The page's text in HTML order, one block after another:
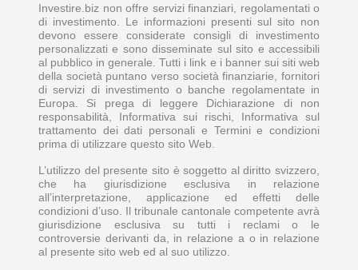
Investire.biz non offre servizi finanziari, regolamentati o
di investimento. Le informazioni presenti sul sito non
devono essere considerate consigli di investimento
personalizzati e sono disseminate sul sito e accessibili
al pubblico in generale. Tutti i link e i banner sui siti web
della società puntano verso società finanziarie, fornitori
di servizi di investimento o banche regolamentate in
Europa. Si prega di leggere Dichiarazione di non
responsabilità, Informativa sui rischi, Informativa sul
trattamento dei dati personali e Termini e condizioni
prima di utilizzare questo sito Web.
L’utilizzo del presente sito è soggetto al diritto svizzero,
che ha giurisdizione esclusiva in relazione
all’interpretazione, applicazione ed effetti delle
condizioni d’uso. Il tribunale cantonale competente avrà
giurisdizione esclusiva su tutti i reclami o le
controversie derivanti da, in relazione a o in relazione
al presente sito web ed al suo utilizzo.